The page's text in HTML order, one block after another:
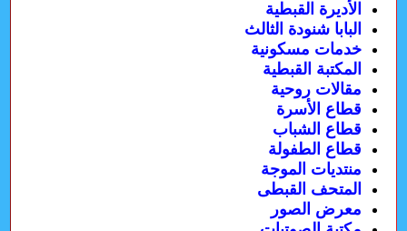
الأديرة القبطية
البابا شنودة الثالث
خدمات مسكونية
المكتبة القبطية
مقالات روحية
قطاع الأسرة
قطاع الشباب
قطاع الطفولة
منتديات الموجة
المتحف القبطى
معرض الصور